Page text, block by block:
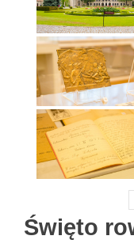
Święto